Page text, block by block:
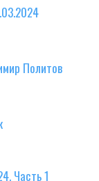
Политов
Часть 1